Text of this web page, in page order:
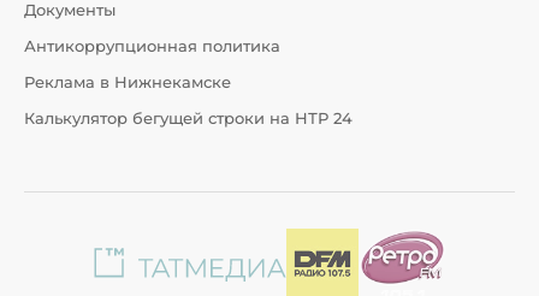
Документы
Антикоррупционная политика
Реклама в Нижнекамске
Калькулятор бегущей строки на НТР 24